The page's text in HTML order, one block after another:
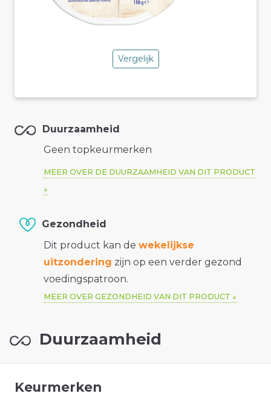
Vergelijk
Duurzaamheid
Geen topkeurmerken
MEER OVER DE DUURZAAMHEID VAN DIT PRODUCT
Gezondheid
Dit product kan de wekelijkse
uitzondering zijn op een verder gezond
voedingspatroon.
MEER OVER GEZONDHEID VAN DIT PRODUCT
Duurzaamheid
Keurmerken